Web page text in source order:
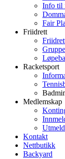
Info til
Fair
Friidrett
Racketsport
Medlemskap
Kontakt
Nettbutikk
Backyard